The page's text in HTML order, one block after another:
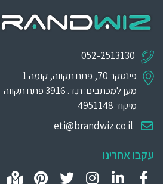
052-2513130
פינסקר 70, פתח תקווה, קומה 1
מען למכתבים: ת.ד. 3916 פתח תקווה
מיקוד 4951148
eti@brandwiz.co.il
עקבו אחרינו